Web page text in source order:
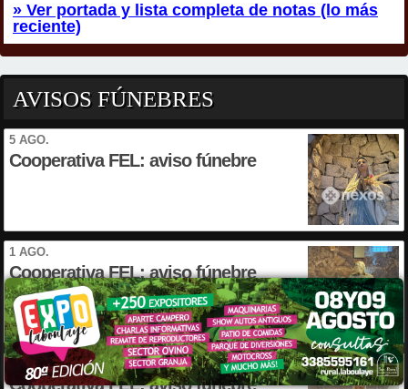
» Ver portada y lista completa de notas (lo más
reciente)
AVISOS FÚNEBRES
5 AGO.
Cooperativa FEL: aviso fúnebre
1 AGO.
Cooperativa FEL: aviso fúnebre
1 AGO.
Cooperativa FEL: aviso fúnebre